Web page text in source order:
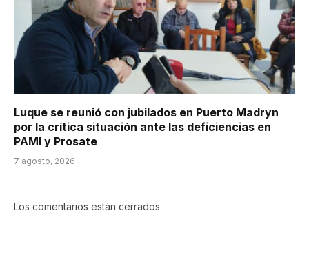
Luque se reunió con jubilados en Puerto Madryn
por la crítica situación ante las deficiencias en
PAMI y Prosate
7 agosto, 2026
Los comentarios están cerrados